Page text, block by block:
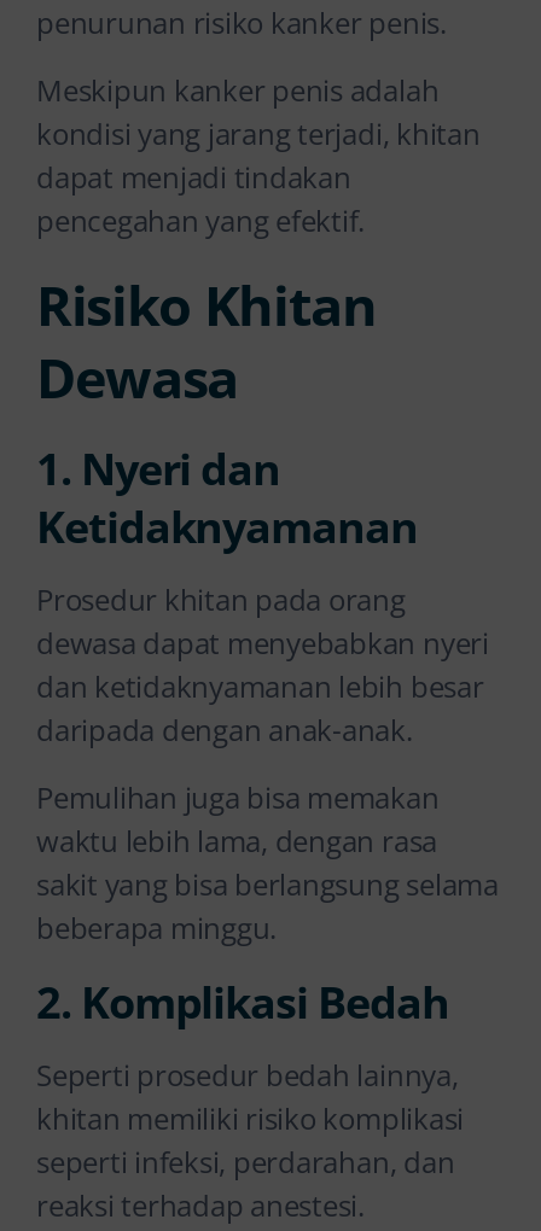
penurunan risiko kanker penis.
Meskipun kanker penis adalah
kondisi yang jarang terjadi, khitan
dapat menjadi tindakan
pencegahan yang efektif.
Risiko Khitan
Dewasa
1. Nyeri dan
Ketidaknyamanan
Prosedur khitan pada orang
dewasa dapat menyebabkan nyeri
dan ketidaknyamanan lebih besar
daripada dengan anak-anak.
Pemulihan juga bisa memakan
waktu lebih lama, dengan rasa
sakit yang bisa berlangsung selama
beberapa minggu.
2. Komplikasi Bedah
Seperti prosedur bedah lainnya,
khitan memiliki risiko komplikasi
seperti infeksi, perdarahan, dan
reaksi terhadap anestesi.